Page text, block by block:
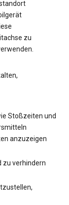
zu
Stoßzeiten und
anzuzeigen
zu verhindern